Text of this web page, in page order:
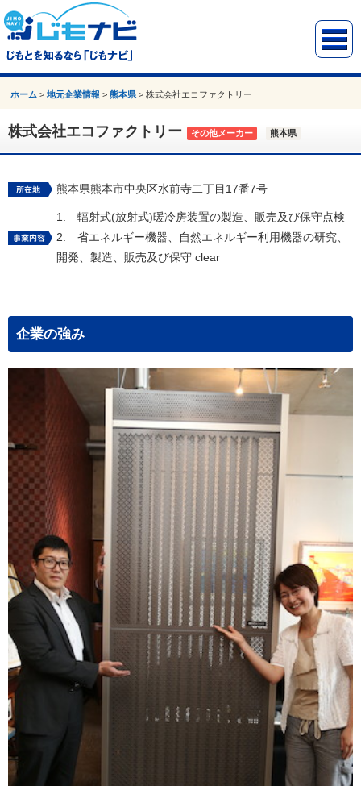
ホーム >地元企業情報 >熊本県 >株式会社エコファクトリー
株式会社エコファクトリー その他メーカー 熊本県
熊本県熊本市中央区水前寺二丁目17番7号
1. 輻射式(放射式)暖冷房装置の製造、販売及び保守点検
2. 省エネルギー機器、自然エネルギー利用機器の研究、
開発、製造、販売及び保守 clear
企業の強み